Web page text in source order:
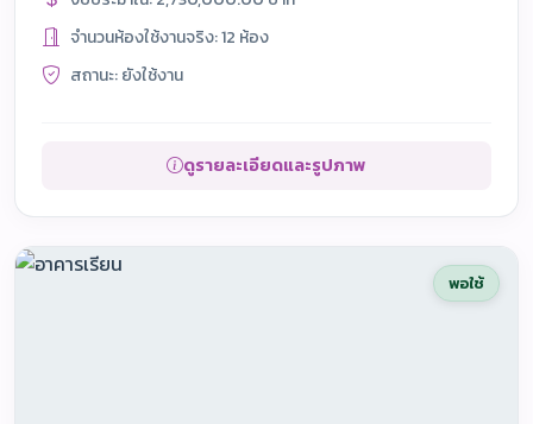
จำนวนห้องใช้งานจริง: 12 ห้อง
สถานะ: ยังใช้งาน
ดูรายละเอียดและรูปภาพ
พอใช้